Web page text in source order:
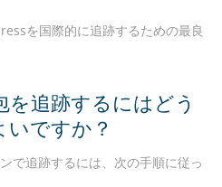
を国際的に追跡するための最良
を追跡するにはどう
ですか？
で追跡するには、次の手順に従っ